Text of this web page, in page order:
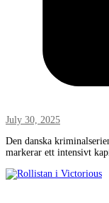
July 30, 2025
Den danska
markerar ett intensivt